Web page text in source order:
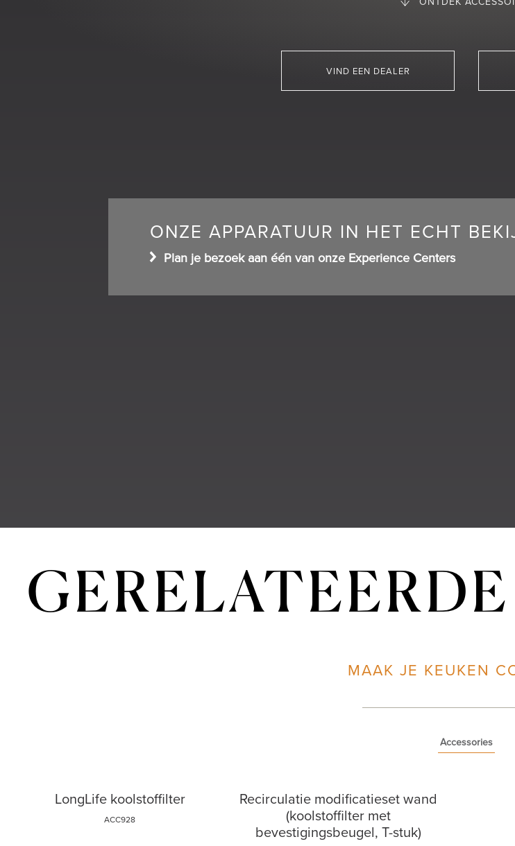
VIND EEN DEALER
ONZE APPARATUUR IN HET ECHT
Plan je bezoek aan één van onze Experience Centers
MAAK JE KEUKEN
Accessories
LongLife koolstoffilter
ACC928
Recirculatie modificatieset wand
(koolstoffilter met
bevestigingsbeugel, T-stuk)